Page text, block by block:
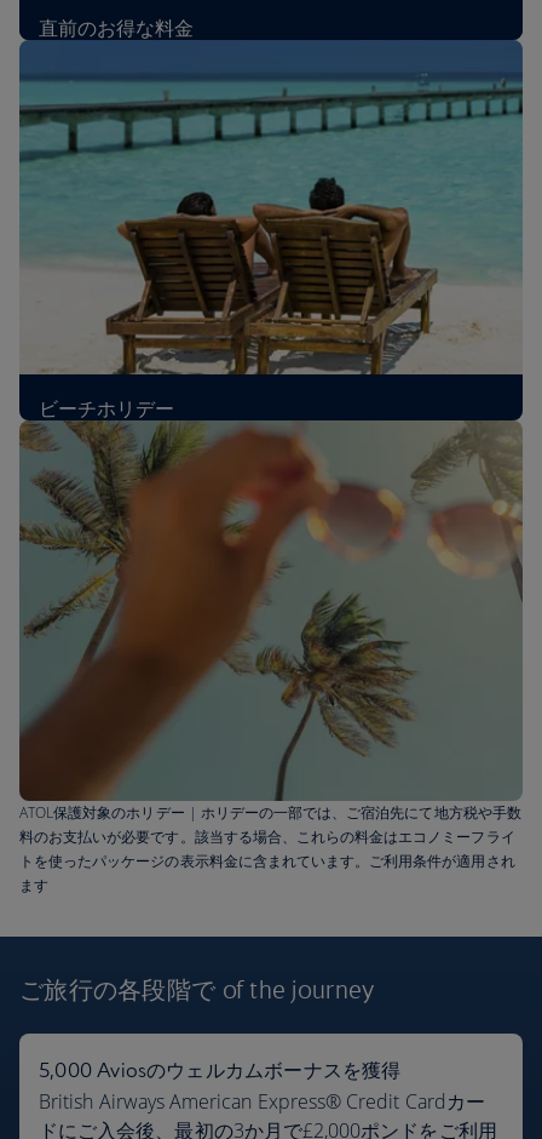
直前のお得な料金
£67
片道,London発、2026年8月
ビーチホリデー
£339
1人あたり, London発、2026年10月
バルバドスのフライト
£621
ATOL保護対象のホリデー | ホリデーの一部では、ご宿泊先にて地方税や手数
料のお支払いが必要です。該当する場合、これらの料金はエコノミーフライ
トを使ったパッケージの表示料金に含まれています。ご利用条件が適用され
ます
ご旅行の各段階で of the journey
5,000 Aviosのウェルカムボーナスを獲得
British Airways American Express® Credit Cardカー
ドにご入会後、最初の3か月で£2,000ポンドをご利用